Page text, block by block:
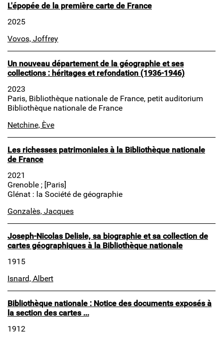
L'épopée de la première carte de France
2025
Vovos, Joffrey
Un nouveau département de la géographie et ses
collections : héritages et refondation (1936-1946)
2023
Paris, Bibliothèque nationale de France, petit auditorium
Bibliothèque nationale de France
Netchine, Ève
Les richesses patrimoniales à la Bibliothèque nationale
de France
2021
Grenoble ; [Paris]
Glénat : la Société de géographie
Gonzalès, Jacques
Joseph-Nicolas Delisle, sa biographie et sa collection de
cartes géographiques à la Bibliothèque nationale
1915
Isnard, Albert
Bibliothèque nationale : Notice des documents exposés à
la section des cartes ...
1912